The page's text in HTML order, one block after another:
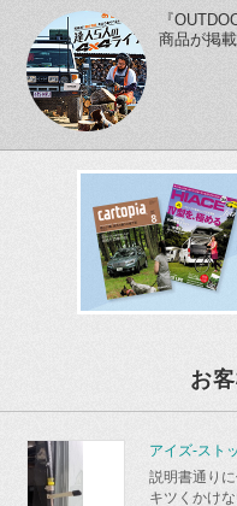
『
商品が掲
お
アイズ-スト
説明書通り
キツくかけ